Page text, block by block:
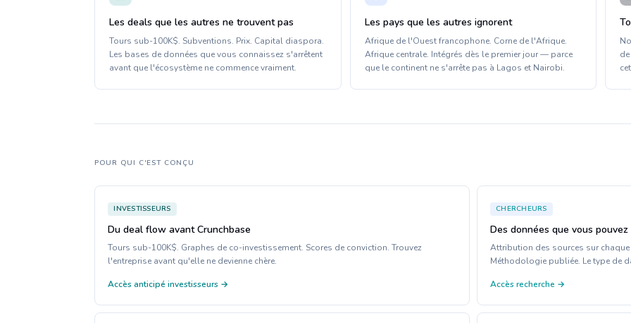
Les deals que les autres ne trouvent pas
Tours sub-100K$. Subventions. Prix. Capital diaspora.
Les bases de données que vous connaissez s'arrêtent
avant que l'écosystème ne commence vraiment.
Les pays que les autres ignorent
Afrique de l'Ouest francophone. Corne de l'Afrique.
Afrique centrale. Intégrés dès le premier jour — parce
que le continent ne s'arrête pas à Lagos et Nairobi.
POUR QUI C'EST CONÇU
INVESTISSEURS
Du deal flow avant Crunchbase
Tours sub-100K$. Graphes de co-investissement. Scores de conviction. Trouvez
l'entreprise avant qu'elle ne devienne chère.
Accès anticipé investisseurs →
CHERCHEURS
Des données que vous
Attribution des sources sur
Méthodologie publiée. Le type de
Accès recherche →